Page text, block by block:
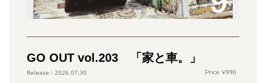
GO OUT vol.203 「家と車。」
2026.07.30 990